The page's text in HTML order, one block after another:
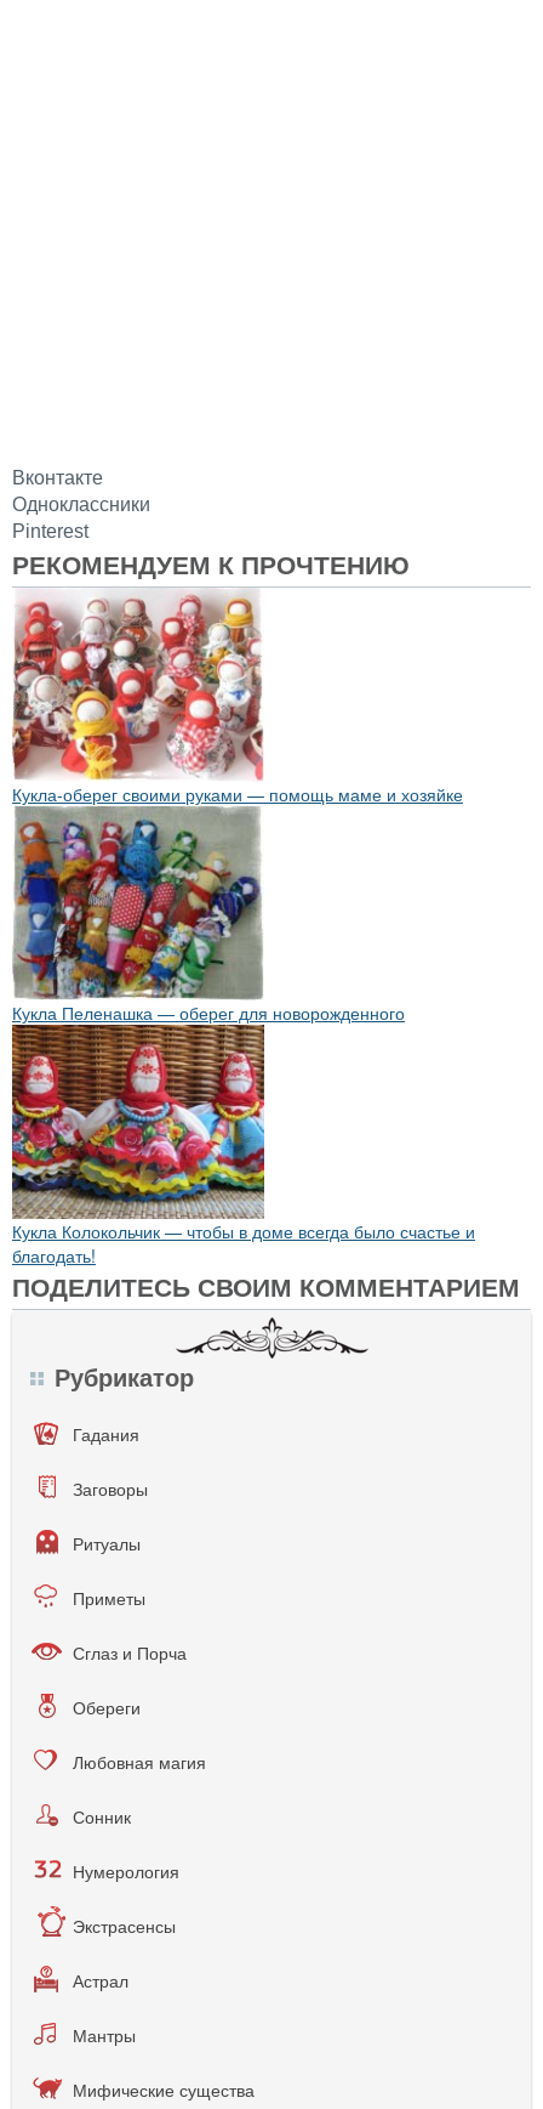
Вконтакте
Одноклассники
Pinterest
РЕКОМЕНДУЕМ К ПРОЧТЕНИЮ
Кукла-оберег своими руками — помощь маме и хозяйке
Кукла Пеленашка — оберег для новорожденного
Кукла Колокольчик — чтобы в доме всегда было счастье и
благодать!
ПОДЕЛИТЕСЬ СВОИМ КОММЕНТАРИЕМ
Рубрикатор
Гадания
Заговоры
Ритуалы
Приметы
Сглаз и Порча
Обереги
Любовная магия
Сонник
Нумерология
Экстрасенсы
Астрал
Мантры
Мифические существа